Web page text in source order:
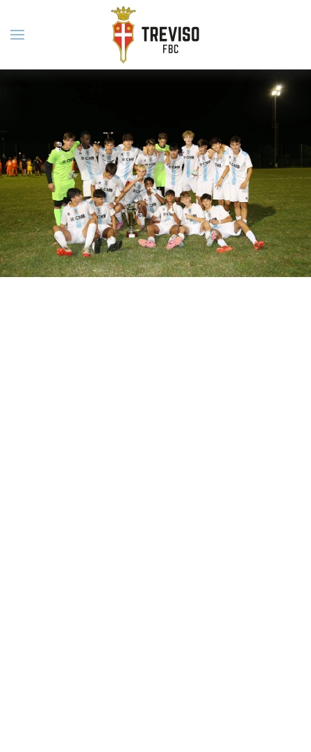
Skip to main content